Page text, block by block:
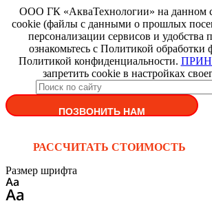
ООО ГК «АкваТехнологии» на данном
cookie (файлы с данными о прошлых
персонализации сервисов и удобства
ознакомьтесь с Политикой обработки
Политикой конфиденциальности.
запретить cookie в настройках
ПОЗВОНИТЬ НАМ
РАССЧИТАТЬ СТОИМОСТЬ
Размер шрифта